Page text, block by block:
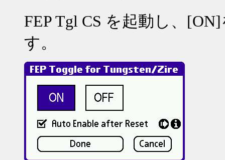
FEP Tgl CS を起動し、 [ON]
す。